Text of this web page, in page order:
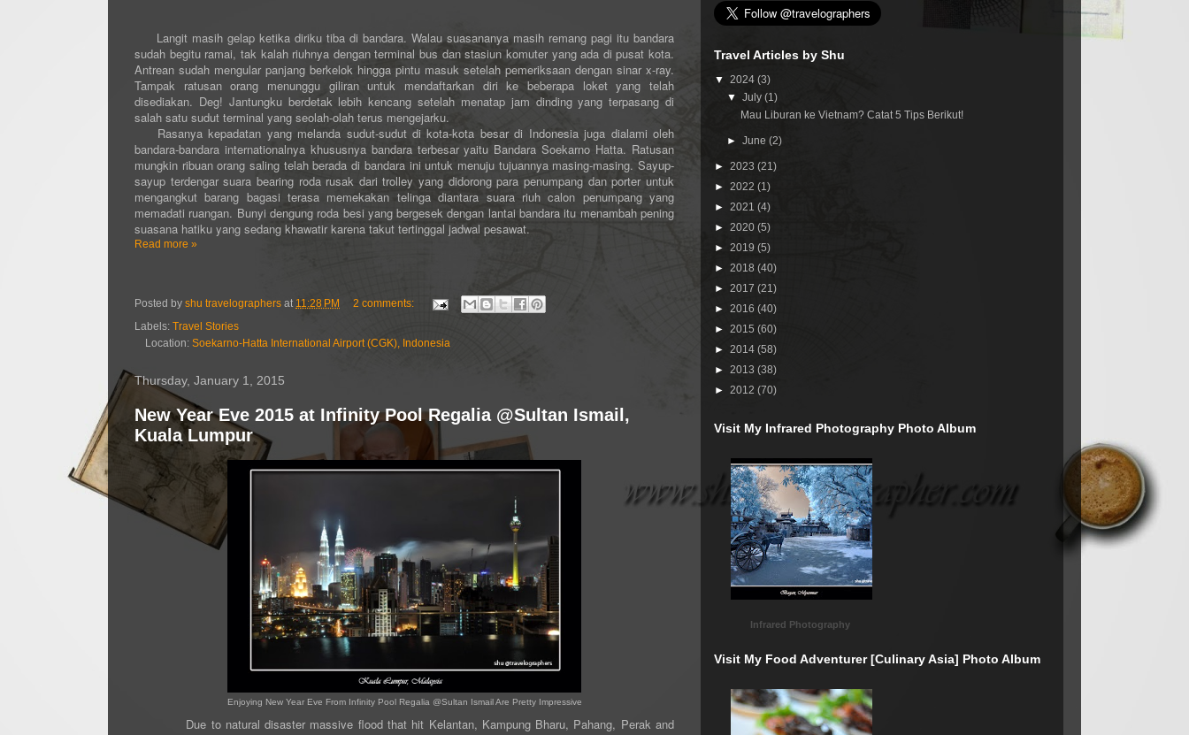
Langit masih gelap ketika diriku tiba di bandara. Walau suasananya masih remang pagi itu bandara
sudah begitu ramai, tak kalah riuhnya dengan terminal bus dan stasiun komuter yang ada di pusat kota.
Antrean sudah mengular panjang berkelok hingga pintu masuk setelah pemeriksaan dengan sinar x-ray.
Tampak ratusan orang menunggu giliran untuk mendaftarkan diri ke beberapa loket yang telah
disediakan. Deg! Jantungku berdetak lebih kencang setelah menatap jam dinding yang terpasang di
salah satu sudut terminal yang seolah-olah terus mengejarku.
Rasanya kepadatan yang melanda sudut-sudut di kota-kota besar di Indonesia juga dialami oleh
bandara-bandara internationalnya khususnya bandara terbesar yaitu Bandara Soekarno Hatta. Ratusan
mungkin ribuan orang saling telah berada di bandara ini untuk menuju tujuannya masing-masing. Sayup-
sayup terdengar suara bearing roda rusak dari trolley yang didorong para penumpang dan porter untuk
mengangkut barang bagasi terasa memekakan telinga diantara suara riuh calon penumpang yang
memadati ruangan. Bunyi dengung roda besi yang bergesek dengan lantai bandara itu menambah pening
suasana hatiku yang sedang khawatir karena takut tertinggal jadwal pesawat.
Read more »
Posted by shu travelographers at 11:28 PM
2 comments:
Labels: Travel Stories
Location: Soekarno-Hatta International Airport (CGK), Indonesia
Thursday, January 1, 2015
New Year Eve 2015 at Infinity Pool Regalia @Sultan Ismail,
Kuala Lumpur
Enjoying New Year Eve From Infinity Pool Regalia @Sultan Ismail Are Pretty Impressive
Due to natural disaster massive floodthat hit Kelantan, Kampung Bharu, Pahang, Perak and
Travel Articles by Shu
▼ 2024 (3)
▼July(1)
Mau Liburan ke Vietnam? Catat 5 Tips Berikut!
►June(2)
► 2023 (21)
► 2022 (1)
► 2021 (4)
► 2020 (5)
► 2019 (5)
► 2018 (40)
► 2017 (21)
► 2016 (40)
► 2015 (60)
► 2014 (58)
► 2013 (38)
► 2012 (70)
Visit My Infrared Photography Photo Album
Infrared Photography
Visit My Food Adventurer [Culinary Asia] Photo Album